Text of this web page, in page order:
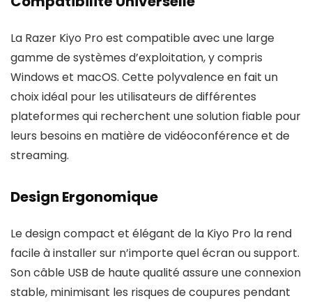
La Razer Kiyo Pro est compatible avec une large
gamme de systèmes d’exploitation, y compris
Windows et macOS. Cette polyvalence en fait un
choix idéal pour les utilisateurs de différentes
plateformes qui recherchent une solution fiable pour
leurs besoins en matière de vidéoconférence et de
streaming.
Design Ergonomique
Le design compact et élégant de la Kiyo Pro la rend
facile à installer sur n’importe quel écran ou support.
Son câble USB de haute qualité assure une connexion
stable, minimisant les risques de coupures pendant